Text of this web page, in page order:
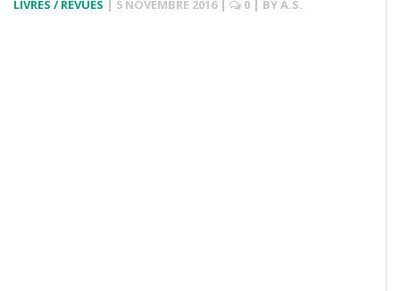
LIVRES / REVUES | 5 NOVEMBRE 2016 | 0 | BYA.S.